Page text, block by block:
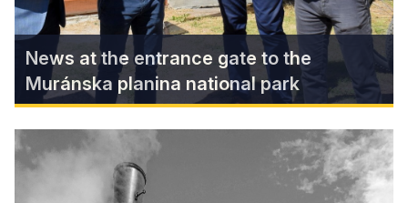
News at the entrance gate to the
Muránska planina national park